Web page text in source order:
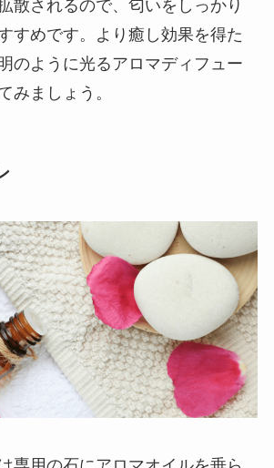
散されるので、匂いをしっかり
すめです。より癒し効果を得た
のように光るアロマディフュー
みましょう。